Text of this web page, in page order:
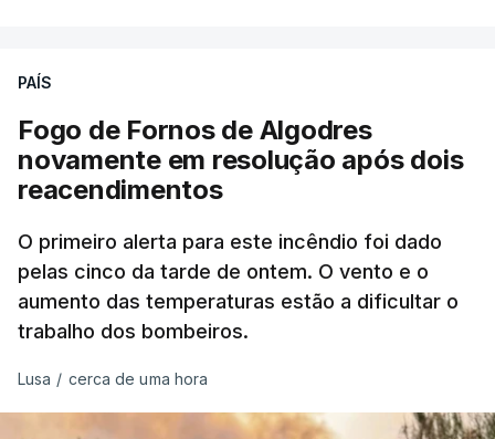
nada disto é incompatível com tratarmos com
crianças", acrescentou.
António José Seguro mostrou dúvidas sobre se é
ERRO100
ESTE CONTEÚDO ESTÁ NESTE
PAÍS
Fogo de Fornos de Algodres
novamente em resolução após dois
reacendimentos
O primeiro alerta para este incêndio foi dado
pelas cinco da tarde de ontem. O vento e o
aumento das temperaturas estão a dificultar o
trabalho dos bombeiros.
Lusa / cerca de uma hora